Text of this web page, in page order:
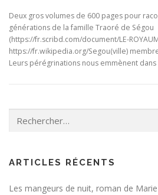
Deux gros volumes de 600 pages pour
générations de la famille Traoré de Ségou
(https://fr.scribd.com/document/LE-
https://fr.wikipedia.org/Segou(ville)
Leurs pérégrinations nous emmènent dans
ARTICLES RÉCENTS
Les mangeurs de nuit, roman de